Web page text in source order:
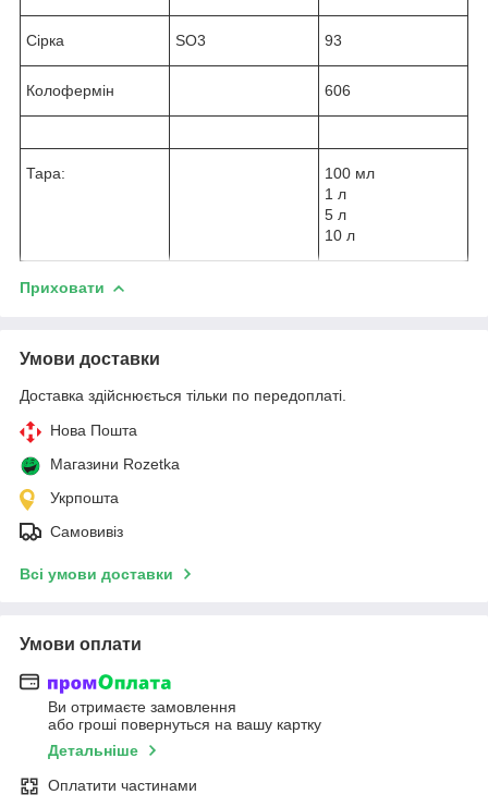
Сірка SO3 93
Колофермін 606
Тара:
100 мл
1 л
5 л
10 л
Приховати
Умови доставки
Доставка здійснюється тільки по передоплаті.
Нова Пошта
Магазини Rozetka
Укрпошта
Самовивіз
Всі умови доставки
Умови оплати
Ви отримаєте замовлення
або гроші повернуться на вашу картку
Детальніше
Оплатити частинами